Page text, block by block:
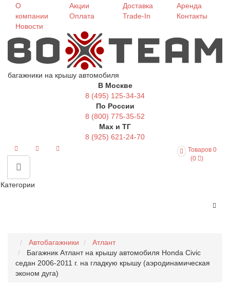
О
компании
Новости
Акции
Оплата
Доставка
Trade-In
Аренда
Контакты
багажники на крышу автомобиля
В Москве
8 (495) 125-34-34
По России
8 (800) 775-35-52
Max и ТГ
8 (925) 621-24-70
Товаров 0
(0
)
Категории
Автобагажники
Атлант
Багажник Атлант на крышу автомобиля Honda Civic
седан 2006-2011 г. на гладкую крышу (аэродинамическая
эконом дуга)